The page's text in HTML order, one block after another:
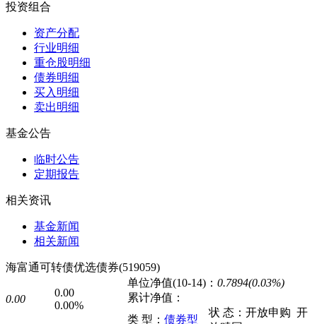
投资组合
资产分配
行业明细
重仓股明细
债券明细
买入明细
卖出明细
基金公告
临时公告
定期报告
相关资讯
基金新闻
相关新闻
海富通可转债优选债券(519059)
0.00
0.00
0.00%
单位净值(10-14)： 0.7894(0.03%)
累计净值：
类 型： 债券型
状 态： 开放申购 开